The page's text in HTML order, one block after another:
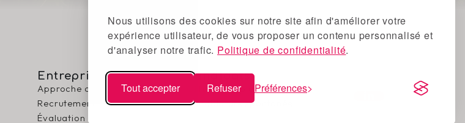
Nous utilisons des cookies sur notre site afin d'améliorer votre
expérience utilisateur, de vous proposer un contenu personnalisé et
d'analyser notre trafic. Politique de confidentialité.
Tout accepter Refuser Préférences
Entreprises
Approche direct
Recrutement
Évaluation
Candidats
Offres d'emploi
Candidature spontanée